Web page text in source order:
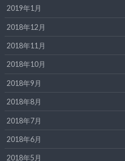
2019年1月
2018年12月
2018年11月
2018年10月
2018年9月
2018年8月
2018年7月
2018年6月
2018年5月